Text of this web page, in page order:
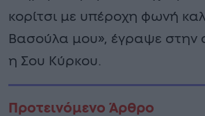
κορίτσι με υπέροχη φωνή
Βασούλα μου», έγραψε στην
η Σου Κύρκου.
Προτεινόμενο Άρθρο